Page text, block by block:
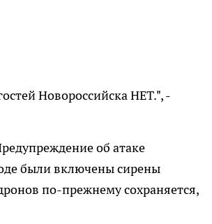
Новороссийска НЕТ.", -
об атаке
были включены сирены
по-прежнему сохраняется,